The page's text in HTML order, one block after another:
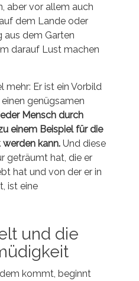
aber vor allem auch
dem Lande oder
aus dem Garten
darauf Lust machen
mehr: Er ist ein Vorbild
genügsamen
Mensch durch
einem Beispiel für die
werden kann. Und diese
geträumt hat, die er
hat und von der er in
ist eine
und die
kommt, beginnt